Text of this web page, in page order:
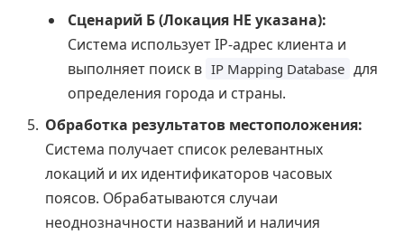
Сценарий Б (Локация НЕ указана):
Система использует IP-адрес клиента и
выполняет поиск в IP Mapping Database для
определения города и страны.
Обработка результатов местоположения:
Система получает список релевантных
локаций и их идентификаторов часовых
поясов. Обрабатываются случаи
неоднозначности названий и наличия